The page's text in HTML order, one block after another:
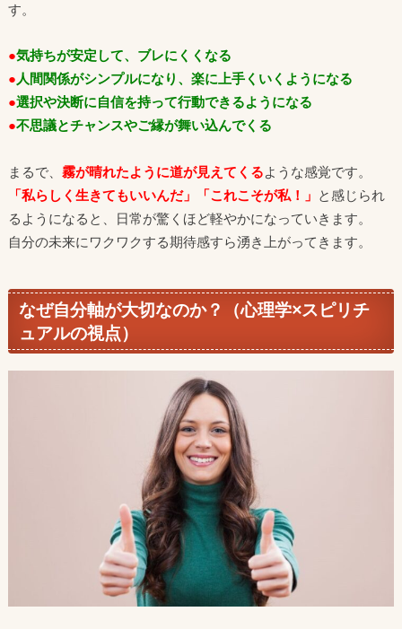
す。
●気持ちが安定して、ブレにくくなる
● 人間関係がシンプルになり、楽に上手くいくようになる
●選択や決断に自信を持って行動できるようになる
●不思議とチャンスやご縁が舞い込んでくる
まるで、 霧が晴れたように道が見えてくるような感覚です。
「私らしく生きてもいいんだ」「これこそが私！」 と感じられ
るようになると、日常が驚くほど軽やかになっていきます。
自分の未来にワクワクする期待感すら湧き上がってきます。
なぜ自分軸が大切なのか？（心理学×スピリチ
ュアルの視点）